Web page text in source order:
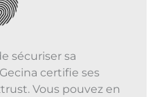
sécuriser sa
certifie ses
Vous pouvez en